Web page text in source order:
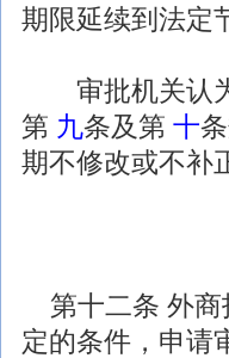
期限延续到法定
审批机关认
第 九条及第 十
期不修改或不补
第十二条 外商
定的条件，申请